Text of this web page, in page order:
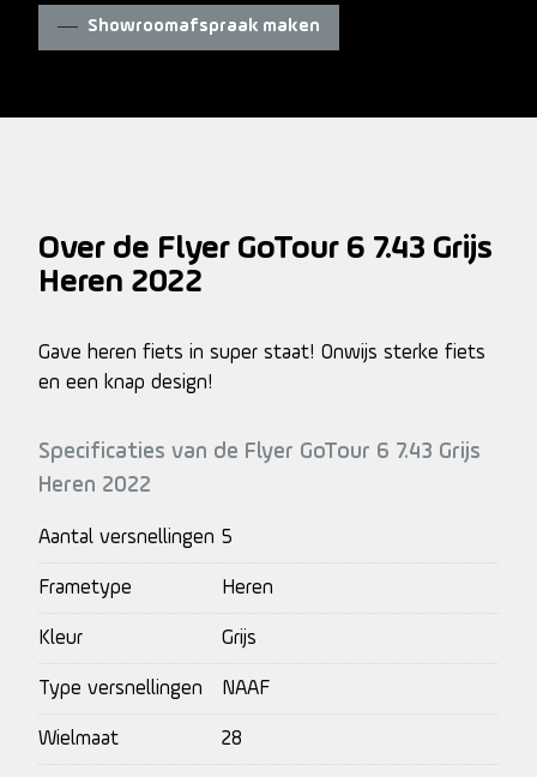
Showroomafspraak maken
Over de Flyer GoTour 6 7.43 Grijs
Heren 2022
Gave heren fiets in super staat! Onwijs sterke fiets
en een knap design!
Specificaties van de Flyer GoTour 6 7.43 Grijs
Heren 2022
Aantal versnellingen 5
Frametype Heren
Kleur Grijs
Type versnellingen NAAF
Wielmaat 28